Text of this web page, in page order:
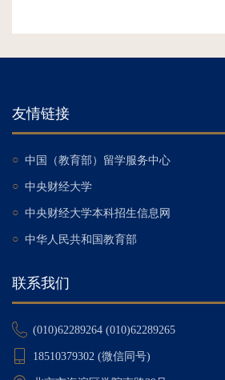
友情链接
○ 中国（教育部）留学服务中心
○ 中央财经大学
○ 中央财经大学本科招生信息网
○ 中华人民共和国教育部
联系我们
(010)62289264 (010)62289265
18510379302 (微信同号)